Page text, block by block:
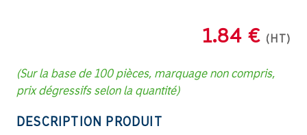
1.84 € (HT)
(Sur la base de 100 pièces, marquage non compris,
prix dégressifs selon la quantité)
DESCRIPTION PRODUIT